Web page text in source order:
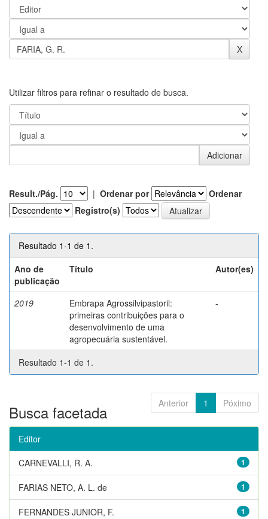
Utilizar filtros para refinar o resultado de busca.
Result./Pág. | Ordenar por
Ordenar
Registro(s)
Resultado 1-1 de 1.
Ano de
publicação
Título Autor(es)
2019
Embrapa Agrossilvipastoril:
primeiras contribuições para o
desenvolvimento de uma
agropecuária sustentável.
-
Resultado 1-1 de 1.
Anterior 1 Póximo
Busca facetada
Editor
1
CARNEVALLI, R. A.
1
FARIAS NETO, A. L. de
1
FERNANDES JUNIOR, F.